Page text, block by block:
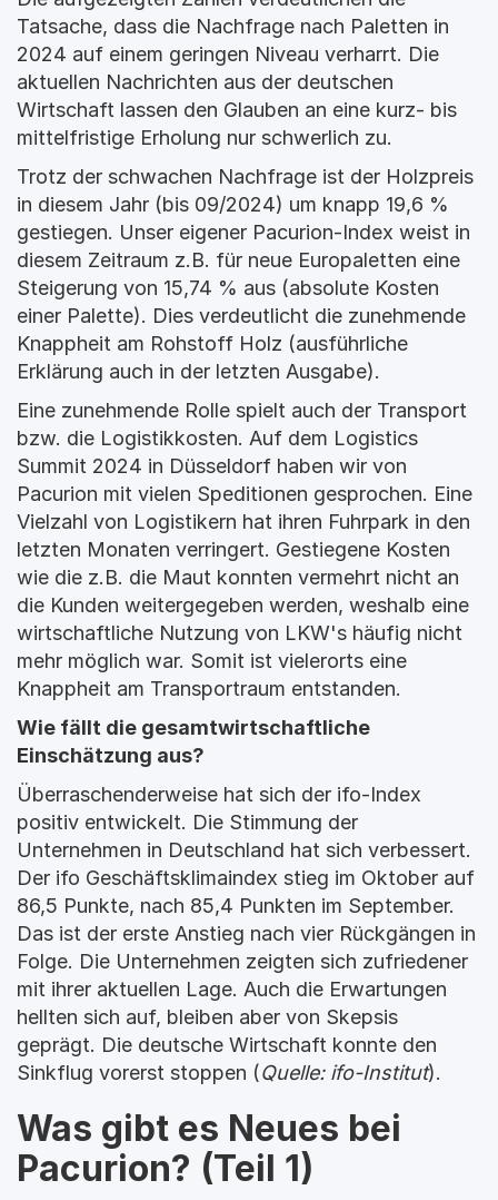
Tatsache, dass die Nachfrage nach Paletten in
2024 auf einem geringen Niveau verharrt. Die
aktuellen Nachrichten aus der deutschen
Wirtschaft lassen den Glauben an eine kurz- bis
mittelfristige Erholung nur schwerlich zu.
Trotz der schwachen Nachfrage ist der Holzpreis
in diesem Jahr (bis 09/2024) um knapp 19,6 %
gestiegen. Unser eigener Pacurion-Index weist in
diesem Zeitraum z.B. für neue Europaletten eine
Steigerung von 15,74 % aus (absolute Kosten
einer Palette). Dies verdeutlicht die zunehmende
Knappheit am Rohstoff Holz (ausführliche
Erklärung auch in der letzten Ausgabe).
Eine zunehmende Rolle spielt auch der Transport
bzw. die Logistikkosten. Auf dem Logistics
Summit 2024 in Düsseldorf haben wir von
Pacurion mit vielen Speditionen gesprochen. Eine
Vielzahl von Logistikern hat ihren Fuhrpark in den
letzten Monaten verringert. Gestiegene Kosten
wie die z.B. die Maut konnten vermehrt nicht an
die Kunden weitergegeben werden, weshalb eine
wirtschaftliche Nutzung von LKW's häufig nicht
mehr möglich war. Somit ist vielerorts eine
Knappheit am Transportraum entstanden.
Wie fällt die gesamtwirtschaftliche
Einschätzung aus?
Überraschenderweise hat sich der ifo-Index
positiv entwickelt. Die Stimmung der
Unternehmen in Deutschland hat sich verbessert.
Der ifo Geschäftsklimaindex stieg im Oktober auf
86,5 Punkte, nach 85,4 Punkten im September.
Das ist der erste Anstieg nach vier Rückgängen in
Folge. Die Unternehmen zeigten sich zufriedener
mit ihrer aktuellen Lage. Auch die Erwartungen
hellten sich auf, bleiben aber von Skepsis
geprägt. Die deutsche Wirtschaft konnte den
Sinkflug vorerst stoppen (Quelle: ifo-Institut).
Was gibt es Neues bei
Pacurion? (Teil 1)